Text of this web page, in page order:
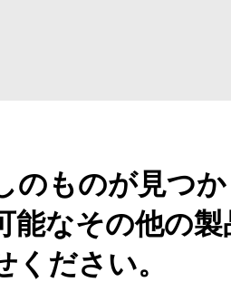
のものが見つ
能なその他の
ください。